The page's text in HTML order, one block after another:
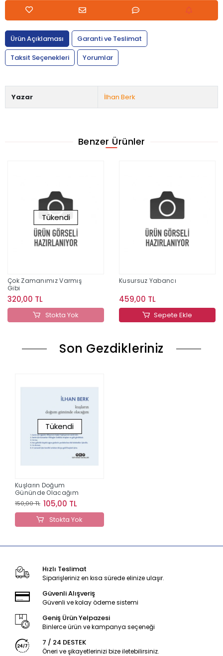
Ürün Açıklaması
Garanti ve Teslimat
Taksit Seçenekleri
Yorumlar
Yazar İlhan Berk
Benzer Ürünler
Tükendi
Çok Zamanımız Varmış
Gibi
320,00 TL
Stokta Yok
Kusursuz Yabancı
459,00 TL
Sepete Ekle
Son Gezdikleriniz
Tükendi
Kuşların Doğum
Gününde Olacağım
150,00 TL 105,00 TL
Stokta Yok
Hızlı Teslimat
Siparişleriniz en kısa sürede elinize ulaşır.
Güvenli Alışveriş
Güvenli ve kolay ödeme sistemi
Geniş Ürün Yelpazesi
Binlerce ürün ve kampanya seçeneği
7 / 24 DESTEK
Öneri ve şikayetlerinizi bize iletebilirsiniz.